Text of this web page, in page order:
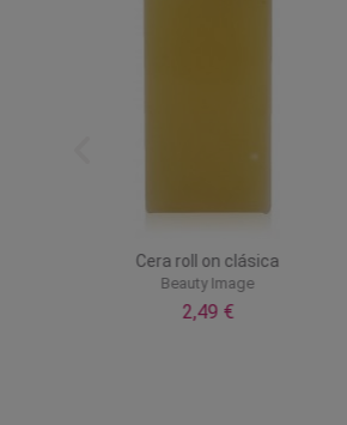
Cera roll on clásica
Beauty Image
2,49 €